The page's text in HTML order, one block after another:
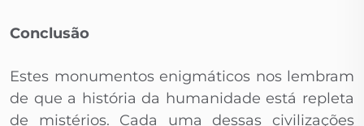
Conclusão
Estes monumentos enigmáticos nos lembram
de que a história da humanidade está repleta
de mistérios. Cada uma dessas civilizações